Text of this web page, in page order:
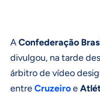
AConfederação
divulgou, na tarde
árbitro de vídeo
entreCruzeiroe